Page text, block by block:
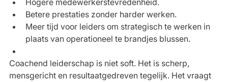
Hogere medewerkerstevredenheid.
Betere prestaties zonder harder werken.
Meer tijd voor leiders om strategisch te werken in
plaats van operationeel te brandjes blussen.
Coachend leiderschap is niet soft. Het is scherp,
mensgericht en resultaatgedreven tegelijk. Het vraagt